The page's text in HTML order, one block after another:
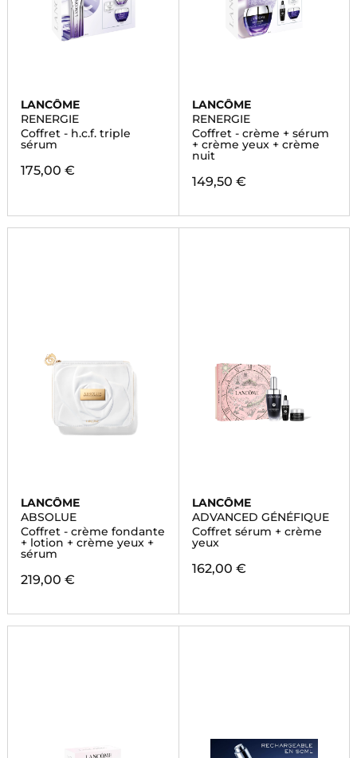
LANCÔME
RENERGIE
Coffret - h.c.f. triple
sérum
175,00 €
LANCÔME
RENERGIE
Coffret - crème + sérum
+ crème yeux + crème
nuit
149,50 €
LANCÔME
ABSOLUE
Coffret - crème fondante
+ lotion + crème yeux +
sérum
219,00 €
LANCÔME
ADVANCED GÉNÉFIQUE
Coffret sérum + crème
yeux
162,00 €